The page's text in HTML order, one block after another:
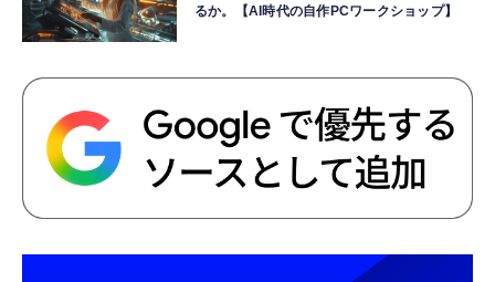
るか。【AI時代の自作PCワークショップ】